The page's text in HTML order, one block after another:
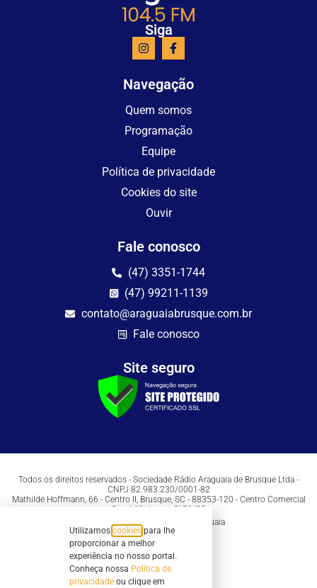
Siga
Navegação
Quem somos
Programação
Equipe
Política de privacidade
Cookies do site
Ouvir
Fale conosco
(47) 3351-1744
(47) 99211-1139
contato@araguaiabrusque.com.br
Fale conosco
Site seguro
Todos os direitos reservados - Sociedade Rádio Araguaia de Brusque Ltda -
CNPJ 82.983.230/0001-82
Mathilde Hoffmann, 66 - Centro II, Brusque, SC - 88353-120 - Centro Comercial
Geschäftshaus - Sl 21/22
Copyright © 2026 | Rádio Araguaia
Utilizamos cookies para lhe
proporcionar a melhor
experiência no nosso portal.
Conheça nossa Política de
privacidade ou clique em